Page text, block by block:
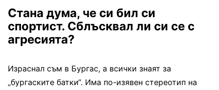
Стана дума, че си бил си
спортист. Сблъсквал ли си се с
агресията?
Израснал съм в Бургас, а всички знаят за
„бургаските батки“. Има по-изявен стереотип на